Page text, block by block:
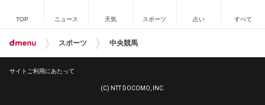
TOP ニュース 天気 スポーツ 占い すべて
スポーツ 中央競馬
サイトご利用にあたって
(C) NTT DOCOMO, INC.